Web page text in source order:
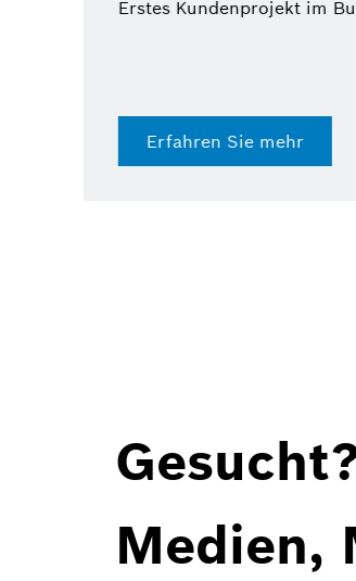
Erfahren Sie mehr
Medien,